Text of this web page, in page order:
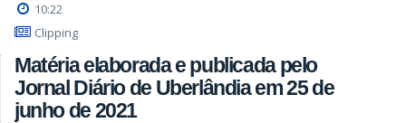
10:22
Clipping
Matéria elaborada e publicada pelo
Jornal Diário de Uberlândia em 25 de
junho de 2021